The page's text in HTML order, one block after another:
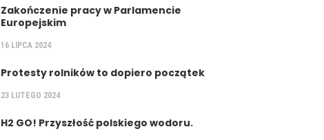
Zakończenie pracy w Parlamencie
Europejskim
16 LIPCA 2024
Protesty rolników to dopiero początek
23 LUTEGO 2024
H2 GO! Przyszłość polskiego wodoru.